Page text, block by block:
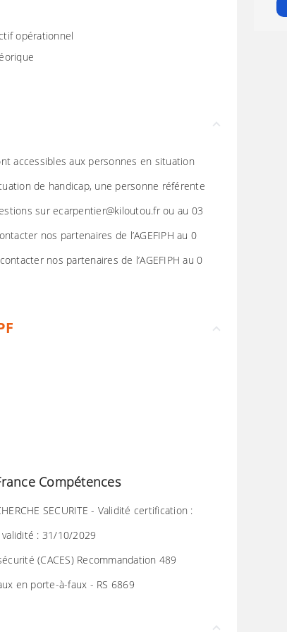
opérationnel
accessibles aux personnes en situation
de handicap, une personne référente
sur ecarpentier@kiloutou.fr ou au 03
nos partenaires de l’AGEFIPH au 0
nos partenaires de l’AGEFIPH au 0
Compétences
SECURITE - Validité certification :
: 31/10/2029
(CACES) Recommandation 489
en porte-à-faux - RS 6869